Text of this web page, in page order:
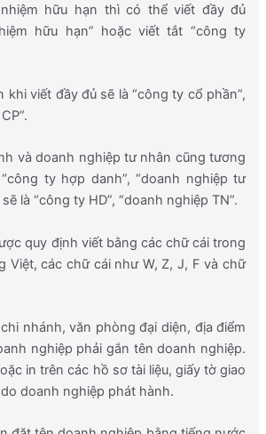
hữu hạn thì có thể viết đầy đủ
hữu hạn” hoặc viết tắt “công ty
khi viết đầy đủ sẽ là “công ty cổ phần”,
và doanh nghiệp tư nhân cũng tương
ty hợp danh”, “doanh nghiệp tư
là “công ty HD”, “doanh nghiệp TN”.
quy định viết bằng các chữ cái trong
Việt, các chữ cái như W, Z, J, F và chữ
nhánh, văn phòng đại diện, địa điểm
nghiệp phải gắn tên doanh nghiệp.
in trên các hồ sơ tài liệu, giấy tờ giao
doanh nghiệp phát hành.